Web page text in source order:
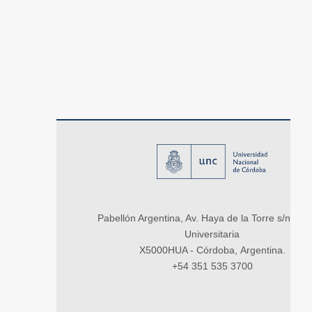
Pabellón Argentina, Av. Haya de la Torre s/n,
Universitaria
X5000HUA - Córdoba, Argentina.
+54 351 535 3700